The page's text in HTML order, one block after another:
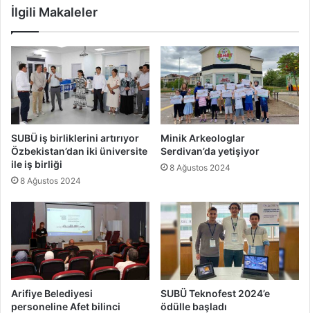
İlgili Makaleler
SUBÜ iş birliklerini artırıyor
Özbekistan’dan iki üniversite
ile iş birliği
8 Ağustos 2024
Minik Arkeologlar
Serdivan’da yetişiyor
8 Ağustos 2024
Arifiye Belediyesi
personeline Afet bilinci
SUBÜ Teknofest 2024’e
ödülle başladı